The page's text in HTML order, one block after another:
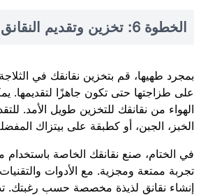
الخطوة 6: تخزين وتقديم النقانق
بمجرد طهيها، قم بتخزين نقانقك في
على طزاجتها حتى تكون جاهزًا لتقديمها.
الهواء من نقانقك للتخزين طويل الأمد.
الخبز، الجبن، أو كطبقة على بيتزاك
في الختام، صنع نقانقك الخاصة
تجربة ممتعة ومجزية. مع الأدوات
إنشاء نقانق لذيذة مخصصة حسب رغبتك.